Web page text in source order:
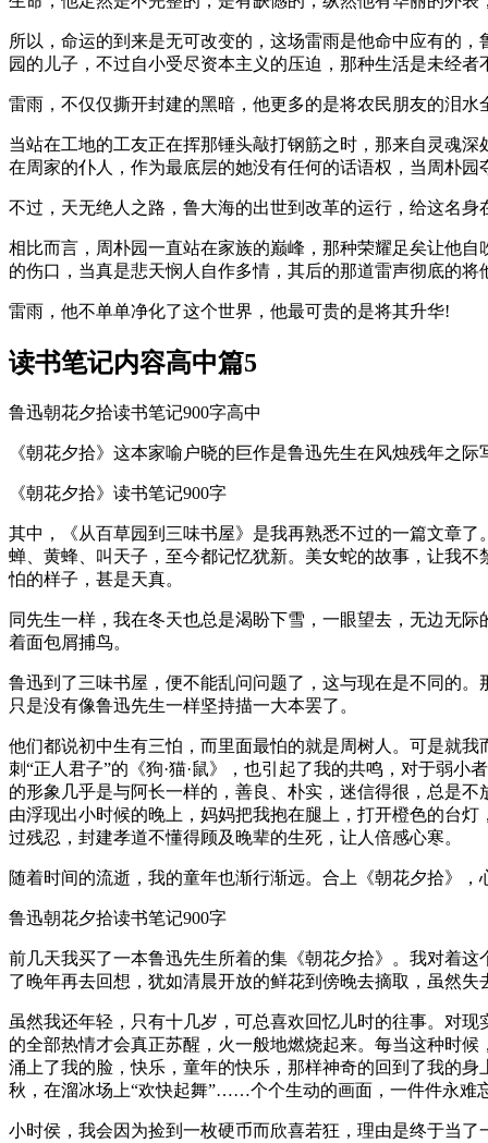
所以，命运的到来是无可改变的，这场雷雨是他命中应有的
园的儿子，不过自小受尽资本主义的压迫，那种生活是未经者
雷雨，不仅仅撕开封建的黑暗，他更多的是将农民朋友的泪
当站在工地的工友正在挥那锤头敲打钢筋之时，那来自灵魂
在周家的仆人，作为最底层的她没有任何的话语权，当周朴
不过，天无绝人之路，鲁大海的出世到改革的运行，给这名
相比而言，周朴园一直站在家族的巅峰，那种荣耀足矣让他
的伤口，当真是悲天悯人自作多情，其后的那道雷声彻底的
雷雨，他不单单净化了这个世界，他最可贵的是将其升华!
读书笔记内容高中篇5
鲁迅朝花夕拾读书笔记900字高中
《朝花夕拾》这本家喻户晓的巨作是鲁迅先生在风烛残年之
《朝花夕拾》读书笔记900字
其中，《从百草园到三味书屋》是我再熟悉不过的一篇文章
蝉、黄蜂、叫天子，至今都记忆犹新。美女蛇的故事，让我
怕的样子，甚是天真。
同先生一样，我在冬天也总是渴盼下雪，一眼望去，无边无
着面包屑捕鸟。
鲁迅到了三味书屋，便不能乱问问题了，这与现在是不同的
只是没有像鲁迅先生一样坚持描一大本罢了。
他们都说初中生有三怕，而里面最怕的就是周树人。可是就
刺“正人君子”的《狗·猫·鼠》，也引起了我的共鸣，对于弱
的形象几乎是与阿长一样的，善良、朴实，迷信得很，总是
由浮现出小时候的晚上，妈妈把我抱在腿上，打开橙色的台
过残忍，封建孝道不懂得顾及晚辈的生死，让人倍感心寒。
随着时间的流逝，我的童年也渐行渐远。合上《朝花夕拾》
鲁迅朝花夕拾读书笔记900字
前几天我买了一本鲁迅先生所着的集《朝花夕拾》。我对着
了晚年再去回想，犹如清晨开放的鲜花到傍晚去摘取，虽然
虽然我还年轻，只有十几岁，可总喜欢回忆儿时的往事。对
的全部热情才会真正苏醒，火一般地燃烧起来。每当这种时
涌上了我的脸，快乐，童年的快乐，那样神奇的回到了我的
秋，在溜冰场上“欢快起舞”……个个生动的画面，一件件永难
小时侯，我会因为捡到一枚硬币而欣喜若狂，理由是终于当